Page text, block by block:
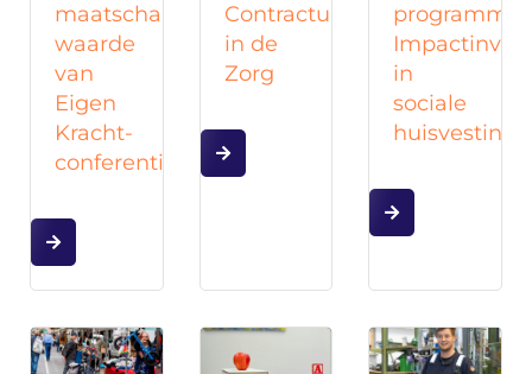
maatschappelijke
waarde
van
Eigen
Kracht-
conferenties
Contractuitbreiding
in de
Zorg
programma:
in
sociale
huisvesting